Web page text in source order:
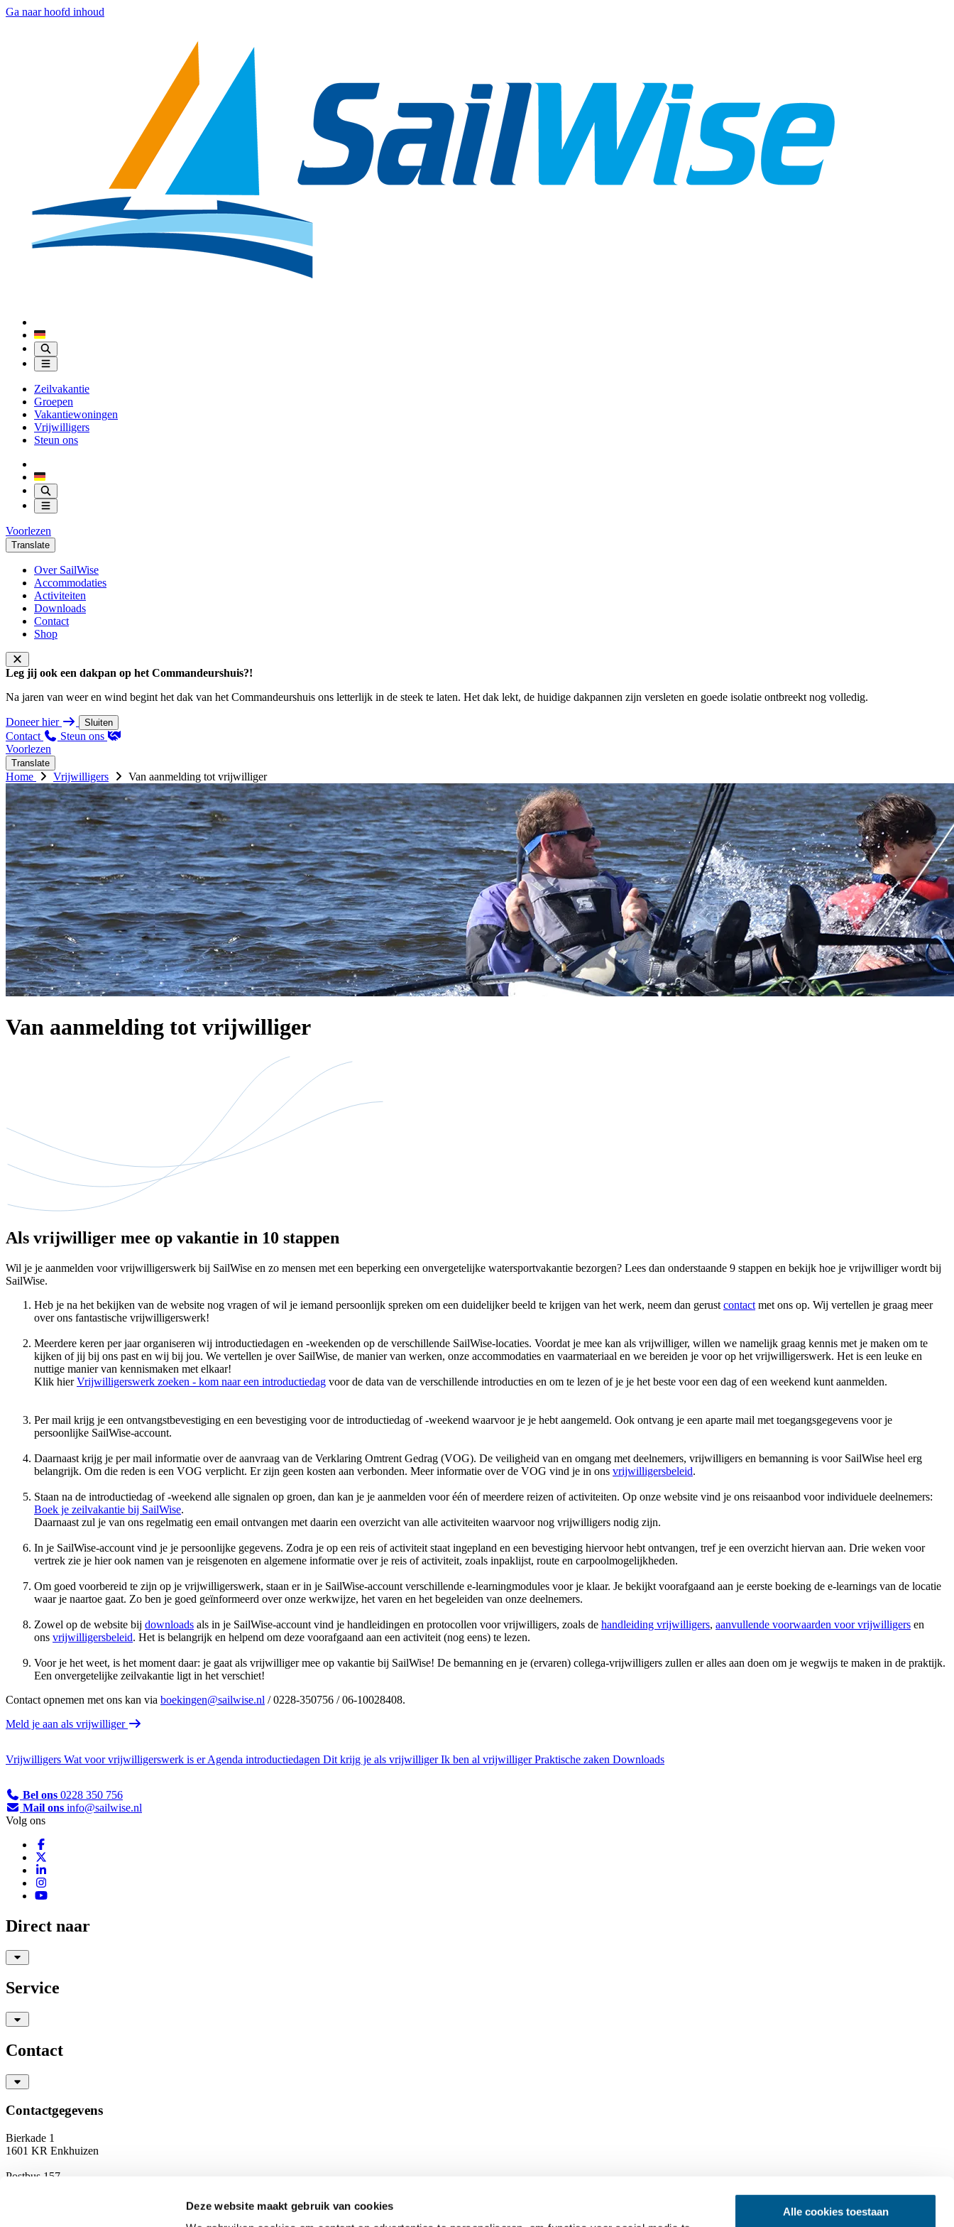
Deze website maakt gebruik van cookies
Alle cookies toestaan
Ga naar hoofd inhoud
Zeilvakantie
Groepen
Vakantiewoningen
Vrijwilligers
Steun ons
Voorlezen
Translate
Over SailWise
Accommodaties
Activiteiten
Downloads
Contact
Shop
Leg jij ook een dakpan op het Commandeurshuis?!
Na jaren van weer en wind begint het dak van het Commandeurshuis ons letterlijk in de steek te laten. Het dak lekt, de huidige dakpannen zijn versleten en goede isolatie ontbreekt nog volledig.
Doneer hier Sluiten
Contact
Steun ons
Voorlezen
Translate
Home Vrijwilligers Van aanmelding tot vrijwilliger
Van aanmelding tot vrijwilliger
Als vrijwilliger mee op vakantie in 10 stappen
Wil je je aanmelden voor vrijwilligerswerk bij SailWise en zo mensen met een beperking een onvergetelijke watersportvakantie bezorgen? Lees dan onderstaande 9 stappen en bekijk hoe je vrijwilliger wordt bij
SailWise.
Heb je na het bekijken van de website nog vragen of wil je iemand persoonlijk spreken om een duidelijker beeld te krijgen van het werk, neem dan gerust contact met ons op. Wij vertellen je graag meer
over ons fantastische vrijwilligerswerk!
Meerdere keren per jaar organiseren wij introductiedagen en -weekenden op de verschillende SailWise-locaties. Voordat je mee kan als vrijwilliger, willen we namelijk graag kennis met je maken om te
kijken of jij bij ons past en wij bij jou. We vertellen je over SailWise, de manier van werken, onze accommodaties en vaarmateriaal en we bereiden je voor op het vrijwilligerswerk. Het is een leuke en
nuttige manier van kennismaken met elkaar!
Klik hierVrijwilligerswerk zoeken - kom naar een introductiedag voor de data van de verschillende introducties en om te lezen of je je het beste voor een dag of een weekend kunt aanmelden.
Per mail krijg je een ontvangstbevestiging en een bevestiging voor de introductiedag of -weekend waarvoor je je hebt aangemeld. Ook ontvang je een aparte mail met toegangsgegevens voor je
persoonlijke SailWise-account.
Daarnaast krijg je per mail informatie over de aanvraag van de Verklaring Omtrent Gedrag (VOG). De veiligheid van en omgang met deelnemers, vrijwilligers en bemanning is voor SailWise heel erg
belangrijk. Om die reden is een VOG verplicht. Er zijn geen kosten aan verbonden. Meer informatie over de VOG vind je in ons vrijwilligersbeleid.
Staan na de introductiedag of -weekend alle signalen op groen, dan kan je je aanmelden voor één of meerdere reizen of activiteiten. Op onze website vind je ons reisaanbod voor individuele deelnemers:
Boek je zeilvakantie bij SailWise.
Daarnaast zul je van ons regelmatig een email ontvangen met daarin een overzicht van alle activiteiten waarvoor nog vrijwilligers nodig zijn.
In je SailWise-account vind je je persoonlijke gegevens. Zodra je op een reis of activiteit staat ingepland en een bevestiging hiervoor hebt ontvangen, tref je een overzicht hiervan aan. Drie weken voor
vertrek zie je hier ook namen van je reisgenoten en algemene informatie over je reis of activiteit, zoals inpaklijst, route en carpoolmogelijkheden.
Om goed voorbereid te zijn op je vrijwilligerswerk, staan er in je SailWise-account verschillende e-learningmodules voor je klaar. Je bekijkt voorafgaand aan je eerste boeking de e-learnings van de locatie
waar je naartoe gaat. Zo ben je goed geïnformeerd over onze werkwijze, het varen en het begeleiden van onze deelnemers.
Zowel op de website bij downloads als in je SailWise-account vind je handleidingen en protocollen voor vrijwilligers, zoals de handleiding vrijwilligers, aanvullende voorwaarden voor vrijwilligers en
ons vrijwilligersbeleid. Het is belangrijk en helpend om deze voorafgaand aan een activiteit (nog eens) te lezen.
Voor je het weet, is het moment daar: je gaat als vrijwilliger mee op vakantie bij SailWise! De bemanning en je (ervaren) collega-vrijwilligers zullen er alles aan doen om je wegwijs te maken in de praktijk.
Een onvergetelijke zeilvakantie ligt in het verschiet!
Contact opnemen met ons kan via boekingen@sailwise.nl / 0228-350756 / 06-10028408.
Meld je aan als vrijwilliger
Vrijwilligers Wat voor vrijwilligerswerk is er Agenda introductiedagen Dit krijg je als vrijwilliger Ik ben al vrijwilliger Praktische zaken Downloads
Bel ons 0228 350 756
Mail ons info@sailwise.nl
Volg ons
Direct naar
Service
Contact
Contactgegevens
Bierkade 1
1601 KR Enkhuizen
Postbus 157